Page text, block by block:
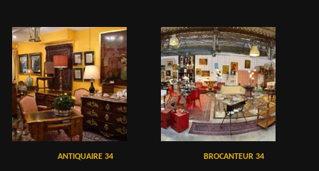
ANTIQUAIRE 34 BROCANTEUR 34